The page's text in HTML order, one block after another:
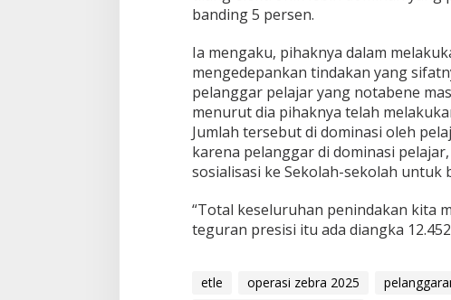
banding 5 persen.
Ia mengaku, pihaknya dalam
mengedepankan tindakan yang
pelanggar pelajar yang notabene
menurut dia pihaknya telah
Jumlah tersebut di dominasi oleh
karena pelanggar di dominasi
sosialisasi ke Sekolah-sekolah
“Total keseluruhan penindakan kita
teguran presisi itu ada diangka
etle operasi zebra 2025